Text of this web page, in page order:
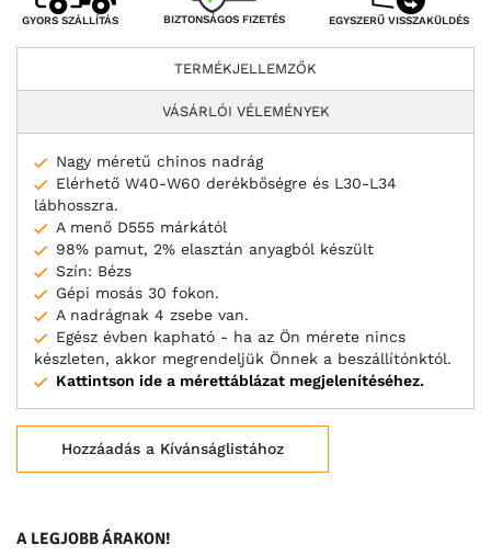
GYORS SZÁLLÍTÁS BIZTONSÁGOS FIZETÉS EGYSZERŰ VISSZAKÜLDÉS
TERMÉKJELLEMZŐK
VÁSÁRLÓI VÉLEMÉNYEK
Nagy méretű chinos nadrág
Elérhető W40-W60 derékbőségre és L30-L34
lábhosszra.
A menő D555 márkától
98% pamut, 2% elasztán anyagból készült
Szín: Bézs
Gépi mosás 30 fokon.
A nadrágnak 4 zsebe van.
Egész évben kapható - ha az Ön mérete nincs
készleten, akkor megrendeljük Önnek a beszállítónktól.
Kattintson ide a mérettáblázat megjelenítéséhez.
Hozzáadás a Kívánságlistához
A LEGJOBB ÁRAKON!